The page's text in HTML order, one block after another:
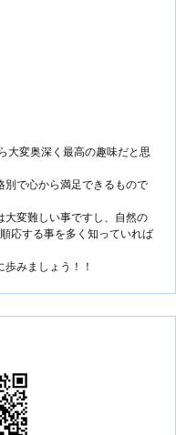
大変奥深く最高の趣味だと思
別で心から満足できるもので
大変難しい事ですし、自然の
応する事を多く知っていれば
みましょう！！